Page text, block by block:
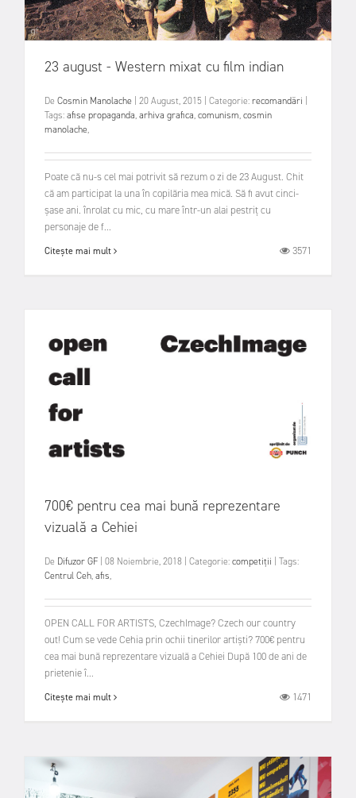
23 august - Western mixat cu film indian
De Cosmin Manolache 20 August, 2015 Categorie:recomandări
Tags:afise propaganda,arhiva grafica,comunism,cosmin
manolache,
Poate că nu-s cel mai potrivit să rezum o zi de 23 August. Chit
că am participat la una în copilăria mea mică. Să fi avut cinci-
șase ani. înrolat cu mic, cu mare într-un alai pestriț cu
personaje de f...
Citește mai mult 3571
700€ pentru cea mai bună reprezentare
vizuală a Cehiei
De Difuzor GF 08 Noiembrie, 2018 Categorie:competiții
Tags:
Centrul Ceh,afis,
OPEN CALL FOR ARTISTS, CzechImage? Czech our country
out! Cum se vede Cehia prin ochii tinerilor artişti? 700€ pentru
cea mai bună reprezentare vizuală a Cehiei După 100 de ani de
prietenie î...
Citește mai mult 1471